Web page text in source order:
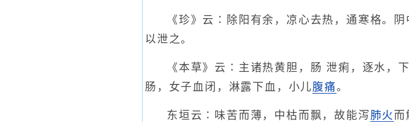
《珍》云∶除阳有余，凉心去热，通寒格。
以泄之。
《本草》云∶主诸热黄胆，肠 泄痢，逐水，
肠，女子血闭，淋露下血，小儿腹痛。
东垣云∶味苦而薄，中枯而飘，故能泻 肺火 而